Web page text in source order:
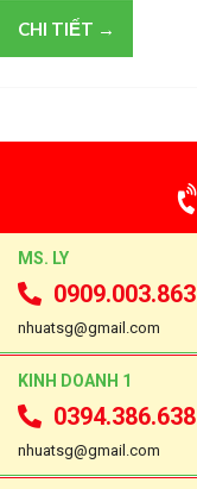
CHI TIẾT →
MS. LY
0909.003.863
nhuatsg@gmail.com
KINH DOANH 1
0394.386.638
nhuatsg@gmail.com